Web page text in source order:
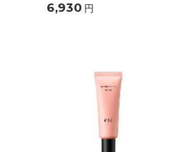
6,930 円